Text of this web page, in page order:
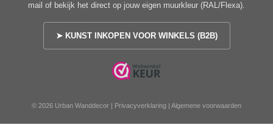
mail of bekijk het direct op jouw eigen muurkleur (RAL/Flexa).
➤ KUNST INKOPEN VOOR WINKELS (B2B)
© 2026 Urban Wanddecor | Privacyverklaring | Algemene voorwaarden